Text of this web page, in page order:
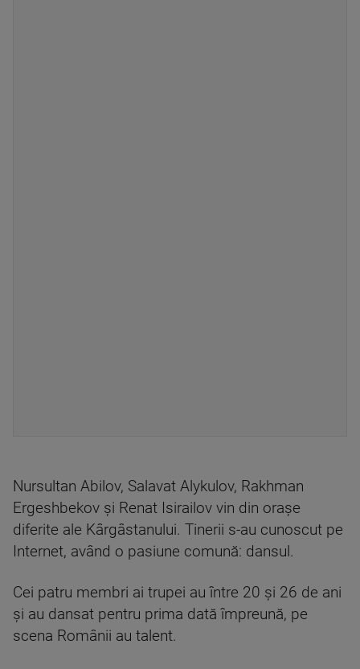
Nursultan Abilov, Salavat Alykulov, Rakhman
Ergeshbekov și Renat Isirailov vin din orașe
diferite ale Kârgâstanului. Tinerii s-au cunoscut pe
Internet, având o pasiune comună: dansul.
Cei patru membri ai trupei au între 20 și 26 de ani
și au dansat pentru prima dată împreună, pe
scena Românii au talent.